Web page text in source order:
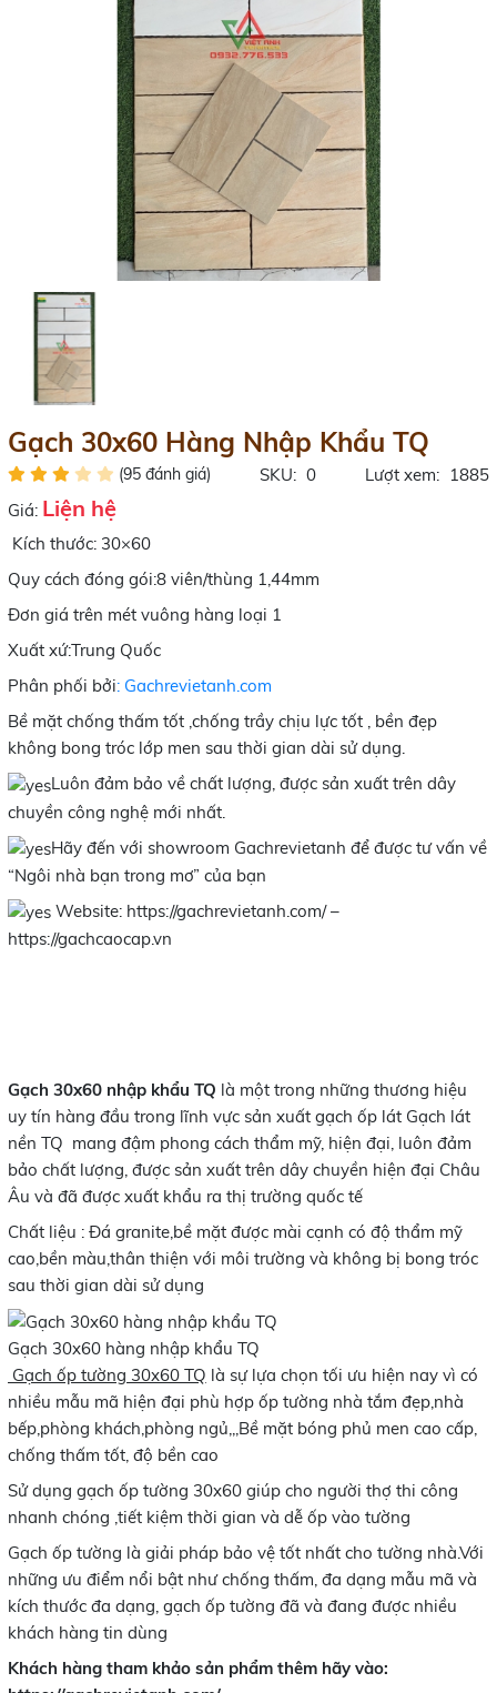
Gạch 30x60 Hàng Nhập Khẩu TQ
(95 đánh giá) SKU: 0 Lượt xem: 1885
Giá: Liện hệ
Kích thước: 30×60
Quy cách đóng gói:8 viên/thùng 1,44mm
Đơn giá trên mét vuông hàng loại 1
Xuất xứ:Trung Quốc
Phân phối bởi: Gachrevietanh.com
Bề mặt chống thấm tốt ,chống trầy chịu lực tốt , bền đẹp
không bong tróc lớp men sau thời gian dài sử dụng.
Luôn đảm bảo về chất lượng, được sản xuất trên dây
chuyền công nghệ mới nhất.
Hãy đến với showroom Gachrevietanh để được tư vấn về
“Ngôi nhà bạn trong mơ” của bạn
Website: https://gachrevietanh.com/ –
https://gachcaocap.vn
Gạch 30x60 nhập khẩu TQ là một trong những thương hiệu
uy tín hàng đầu trong lĩnh vực sản xuất gạch ốp lát Gạch lát
nền TQ mang đậm phong cách thẩm mỹ, hiện đại, luôn đảm
bảo chất lượng, được sản xuất trên dây chuyền hiện đại Châu
Âu và đã được xuất khẩu ra thị trường quốc tế
Chất liệu : Đá granite,bề mặt được mài cạnh có độ thẩm mỹ
cao,bền màu,thân thiện với môi trường và không bị bong tróc
sau thời gian dài sử dụng
Gạch 30x60 hàng nhập khẩu TQ
Gạch ốp tường 30x60 TQ là sự lựa chọn tối ưu hiện nay vì có
nhiều mẫu mã hiện đại phù hợp ốp tường nhà tắm đẹp,nhà
bếp,phòng khách,phòng ngủ,,,Bề mặt bóng phủ men cao cấp,
chống thấm tốt, độ bền cao
Sử dụng gạch ốp tường 30x60 giúp cho người thợ thi công
nhanh chóng ,tiết kiệm thời gian và dễ ốp vào tường
Gạch ốp tường là giải pháp bảo vệ tốt nhất cho tường nhà.Với
những ưu điểm nổi bật như chống thấm, đa dạng mẫu mã và
kích thước đa dạng, gạch ốp tường đã và đang được nhiều
khách hàng tin dùng
Khách hàng tham khảo sản phẩm thêm hãy vào: